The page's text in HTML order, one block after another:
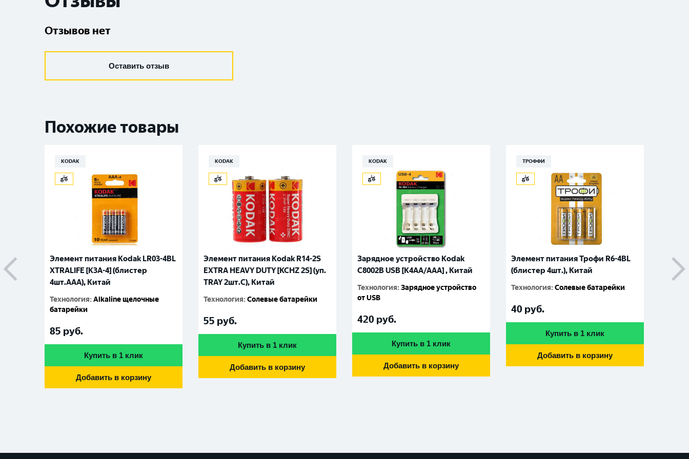
Отзывов нет
Оставить отзыв
Похожие товары
KODAK
Элемент питания Kodak LR03-4BL
XTRALIFE [K3A-4] (блистер
4шт.AАА), Китай
Технология:Alkaline щелочные
батарейки
85 руб.
Купить в 1 клик
Добавить в корзину
KODAK
Элемент питания Kodak R14-2S
EXTRA HEAVY DUTY [KCHZ 2S] (уп.
TRAY 2шт.C), Китай
Технология:Солевые батарейки
55 руб.
Купить в 1 клик
Добавить в корзину
KODAK
Зарядное устройство Kodak
С8002B USB [K4AA/AAA] , Китай
Технология:Зарядное устройство
от USB
420 руб.
Купить в 1 клик
Добавить в корзину
ТРОФФИ
Элемент питания Трофи R6-4BL
(блистер 4шт.), Китай
Технология:Солевые батарейки
40 руб.
Купить в 1 клик
Добавить в корзину